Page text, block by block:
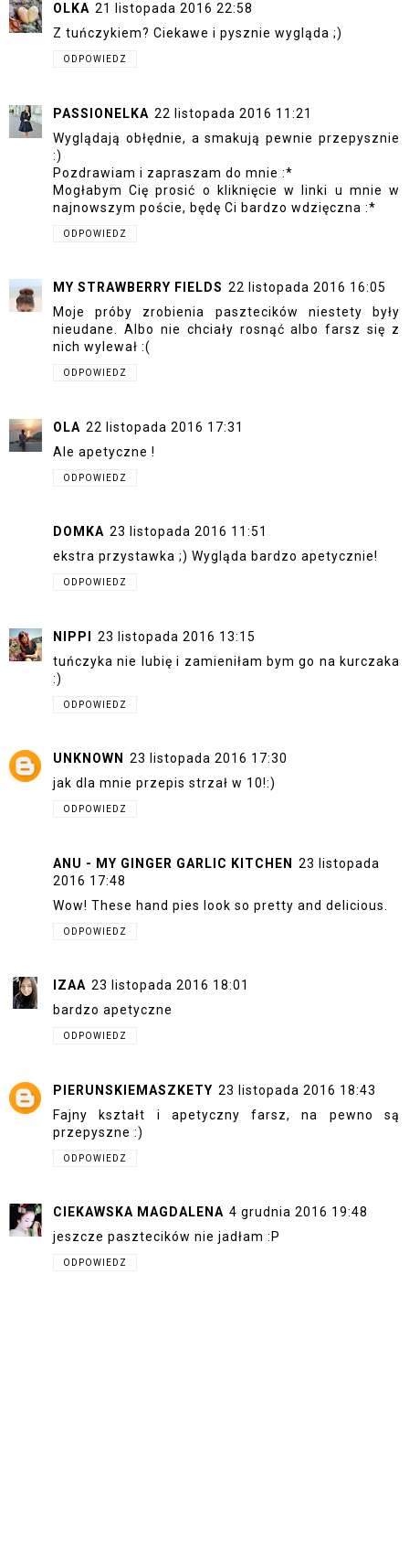
OLKA 21 listopada 2016 22:58
Z tuńczykiem? Ciekawe i pysznie wygląda ;)
ODPOWIEDZ
PASSIONELKA 22 listopada 2016 11:21
Wyglądają obłędnie, a smakują pewnie przepysznie
:)
Pozdrawiam i zapraszam do mnie :*
Mogłabym Cię prosić o kliknięcie w linki u mnie w
najnowszym poście, będę Ci bardzo wdzięczna :*
ODPOWIEDZ
MY STRAWBERRY FIELDS 22 listopada 2016 16:05
Moje próby zrobienia pasztecików niestety były
nieudane. Albo nie chciały rosnąć albo farsz się z
nich wylewał :(
ODPOWIEDZ
OLA 22 listopada 2016 17:31
Ale apetyczne !
ODPOWIEDZ
DOMKA 23 listopada 2016 11:51
ekstra przystawka ;) Wygląda bardzo apetycznie!
ODPOWIEDZ
NIPPI 23 listopada 2016 13:15
tuńczyka nie lubię i zamieniłam bym go na kurczaka
:)
ODPOWIEDZ
UNKNOWN
23 listopada 2016 17:30
jak dla mnie przepis strzał w 10!:)
ODPOWIEDZ
ANU - MY GINGER GARLIC KITCHEN 23 listopada
2016 17:48
Wow! These hand pies look so pretty and delicious.
ODPOWIEDZ
IZAA 23 listopada 2016 18:01
bardzo apetyczne
ODPOWIEDZ
PIERUNSKIEMASZKETY 23 listopada 2016 18:43
Fajny kształt i apetyczny farsz, na pewno są
przepyszne :)
ODPOWIEDZ
CIEKAWSKA MAGDALENA 4 grudnia 2016 19:48
jeszcze pasztecików nie jadłam :P
ODPOWIEDZ